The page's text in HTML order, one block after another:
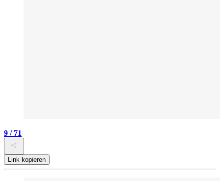
9 / 71
Link kopieren